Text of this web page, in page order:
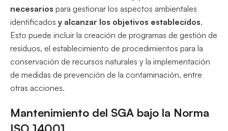
necesarios para gestionar los aspectos ambientales
identificados y alcanzar los objetivos establecidos.
Esto puede incluir la creación de programas de gestión de
residuos, el establecimiento de procedimientos para la
conservación de recursos naturales y la implementación
de medidas de prevención de la contaminación, entre
otras acciones.
Mantenimiento del SGA bajo la Norma
ISO 14001